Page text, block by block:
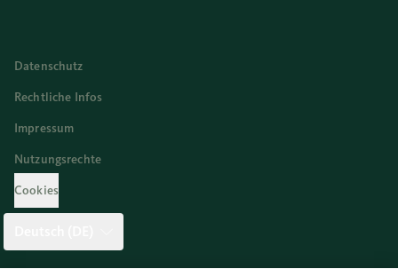
Datenschutz
Rechtliche Infos
Impressum
Nutzungsrechte
Cookies